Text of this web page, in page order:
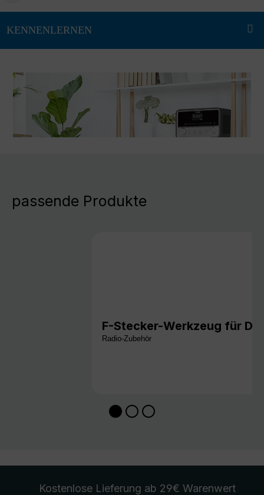
passende Produkte
F-Stecker-Werkzeug für
Radio-Zubehör
Kostenlose Lieferung ab 29€ Warenwert